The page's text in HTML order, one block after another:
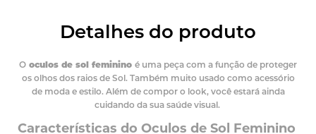
Detalhes do produto
O oculos de sol feminino é uma peça com a função de proteger
os olhos dos raios de Sol. Também muito usado como acessório
de moda e estilo. Além de compor o look, você estará ainda
cuidando da sua saúde visual.
Características do Oculos de Sol Feminino